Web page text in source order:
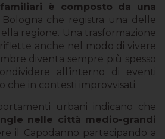
è composto da una
Bologna che registra una delle
regione. Una trasformazione
anche nel modo di vivere
diventa sempre più spesso
all’interno di eventi
in contesti improvvisati.
urbani indicano che
nelle città medio-grandi
il Capodanno partecipando a